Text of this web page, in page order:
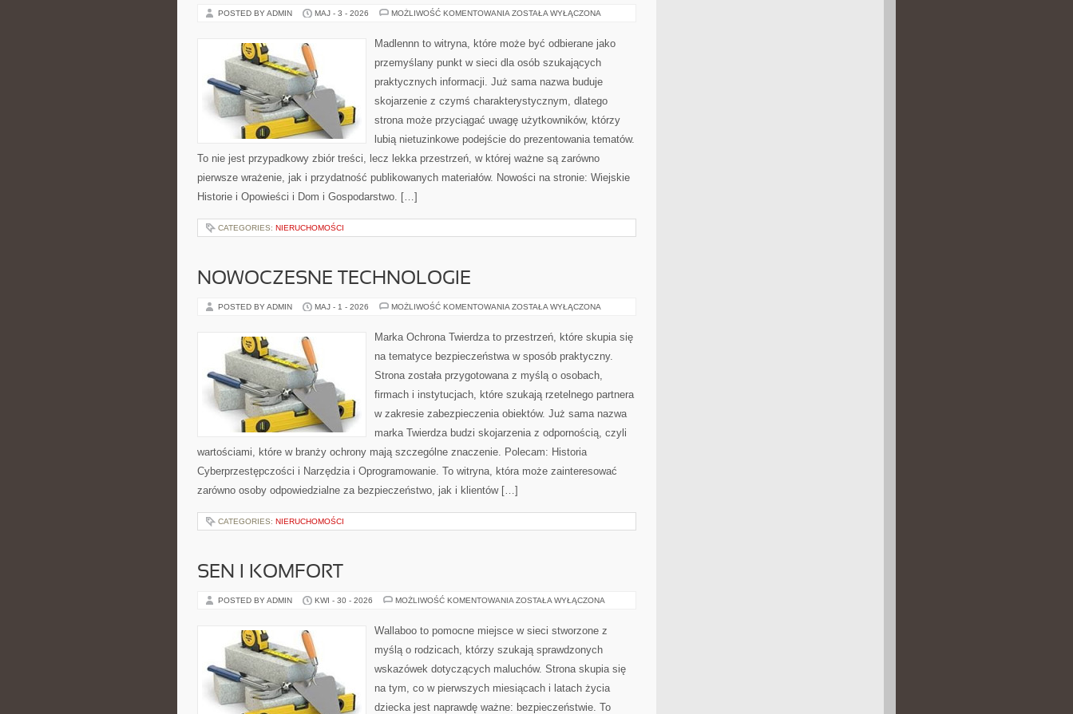
POSTED BY ADMIN MAJ - 3 - 2026 MOŻLIWOŚĆ KOMENTOWANIA WIEJSKA
DIY
I
ZOSTAŁA WYŁĄCZONA
Madlennn to witryna, które może być odbierane jako
przemyślany punkt w sieci dla osób szukających
praktycznych informacji. Już sama nazwa buduje
skojarzenie z czymś charakterystycznym, dlatego
strona może przyciągać uwagę użytkowników, którzy
lubią nietuzinkowe podejście do prezentowania tematów.
To nie jest przypadkowy zbiór treści, lecz lekka przestrzeń, w której ważne są zarówno
pierwsze wrażenie, jak i przydatność publikowanych materiałów. Nowości na stronie: Wiejskie
Historie i Opowieści i Dom i Gospodarstwo. […]
CATEGORIES: NIERUCHOMOŚCI
NOWOCZESNE TECHNOLOGIE
POSTED BY ADMIN MAJ - 1 - 2026 MOŻLIWOŚĆ KOMENTOWANIA NOWOCZESNE
ZOSTAŁA WYŁĄCZONA
Marka Ochrona Twierdza to przestrzeń, które skupia się
na tematyce bezpieczeństwa w sposób praktyczny.
Strona została przygotowana z myślą o osobach,
firmach i instytucjach, które szukają rzetelnego partnera
w zakresie zabezpieczenia obiektów. Już sama nazwa
marka Twierdza budzi skojarzenia z odpornością, czyli
wartościami, które w branży ochrony mają szczególne znaczenie. Polecam: Historia
Cyberprzestępczości i Narzędzia i Oprogramowanie. To witryna, która może zainteresować
zarówno osoby odpowiedzialne za bezpieczeństwo, jak i klientów […]
CATEGORIES: NIERUCHOMOŚCI
SEN I KOMFORT
POSTED BY ADMIN KWI - 30 - 2026 MOŻLIWOŚĆ KOMENTOWANIA SEN
ZOSTAŁA WYŁĄCZONA
Wallaboo to pomocne miejsce w sieci stworzone z
myślą o rodzicach, którzy szukają sprawdzonych
wskazówek dotyczących maluchów. Strona skupia się
na tym, co w pierwszych miesiącach i latach życia
dziecka jest naprawdę ważne: bezpieczeństwie. To